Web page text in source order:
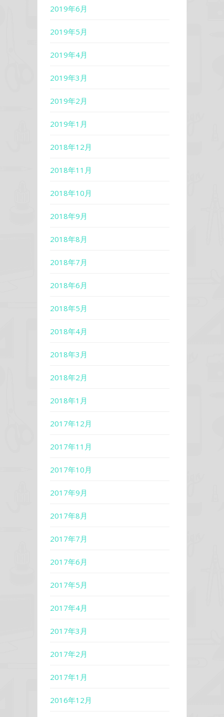
2019年6月
2019年5月
2019年4月
2019年3月
2019年2月
2019年1月
2018年12月
2018年11月
2018年10月
2018年9月
2018年8月
2018年7月
2018年6月
2018年5月
2018年4月
2018年3月
2018年2月
2018年1月
2017年12月
2017年11月
2017年10月
2017年9月
2017年8月
2017年7月
2017年6月
2017年5月
2017年4月
2017年3月
2017年2月
2017年1月
2016年12月